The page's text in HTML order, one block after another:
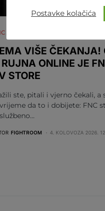
VIŠE ČEKANJA!
RUJNA ONLINE JE
STORE
ste, pitali i vjerno čekali, a
da to i dobijete: FNC
FIGHTROOM 4. KOLOVOZA 2026.
Postavke kolačića